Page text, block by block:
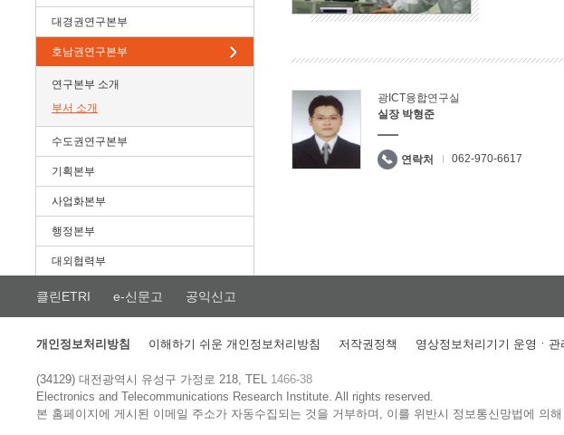
대경권연구본부
호남권연구본부
연구본부 소개
부서 소개
수도권연구본부
기획본부
사업화본부
행정본부
대외협력부
광ICT융합연구실
실장 박형준
연락처 062-970-6617
클린ETRI e-신문고 공익신고
개인정보처리방침 이해하기 쉬운 개인정보처리방침 저작권정책 영상정보처리기기 운영ㆍ관
(34129) 대전광역시 유성구 가정로 218, TEL 1466-38
Electronics and Telecommunications Research Institute.All rights reserved.
본 홈페이지에 게시된 이메일 주소가 자동수집되는 것을 거부하며, 이를 위반시 정보통신망법에 의